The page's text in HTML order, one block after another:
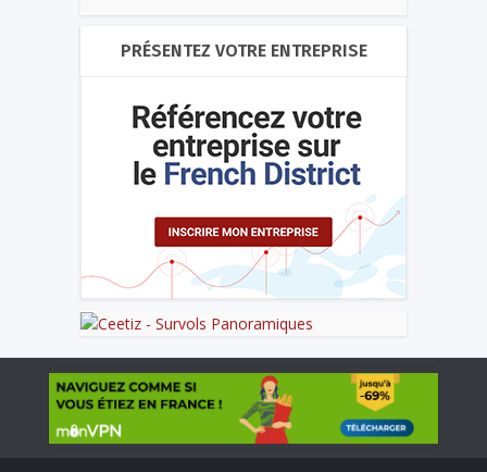
PRÉSENTEZ VOTRE ENTREPRISE